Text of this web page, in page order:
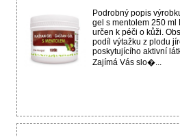
Podrobný popis
gel s mentolem 250 ml
určen k péči o kůži.
podíl výtažku z plodu
poskytujícího aktivní
Zajímá Vás slo�...